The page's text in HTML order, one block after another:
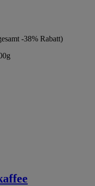
-38% Rabatt)